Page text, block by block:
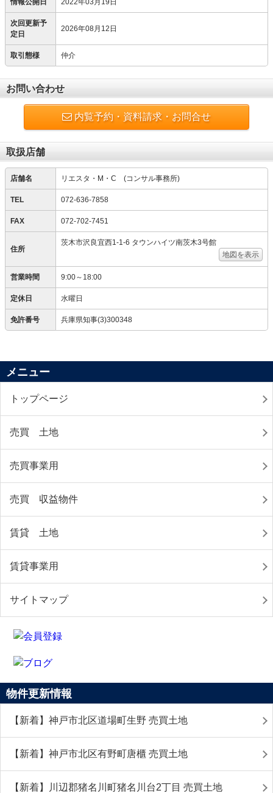
情報公開日 2022年03月19日
次回更新予
定日
2026年08月12日
取引態様 仲介
お問い合わせ
内覧予約・資料請求・お問合せ
取扱店舗
店舗名 リエスタ・M・C (コンサル事務所)
TEL 072-636-7858
FAX 072-702-7451
住所
茨木市沢良宜西1-1-6 タウンハイツ南茨木3号館
地図を表示
営業時間 9:00～18:00
定休日 水曜日
免許番号 兵庫県知事(3)300348
メニュー
トップページ
売買 土地
売買事業用
売買 収益物件
賃貸 土地
賃貸事業用
サイトマップ
物件更新情報
【新着】神戸市北区道場町生野 売買土地
【新着】神戸市北区有野町唐櫃 売買土地
【新着】川辺郡猪名川町猪名川台2丁目 売買土地